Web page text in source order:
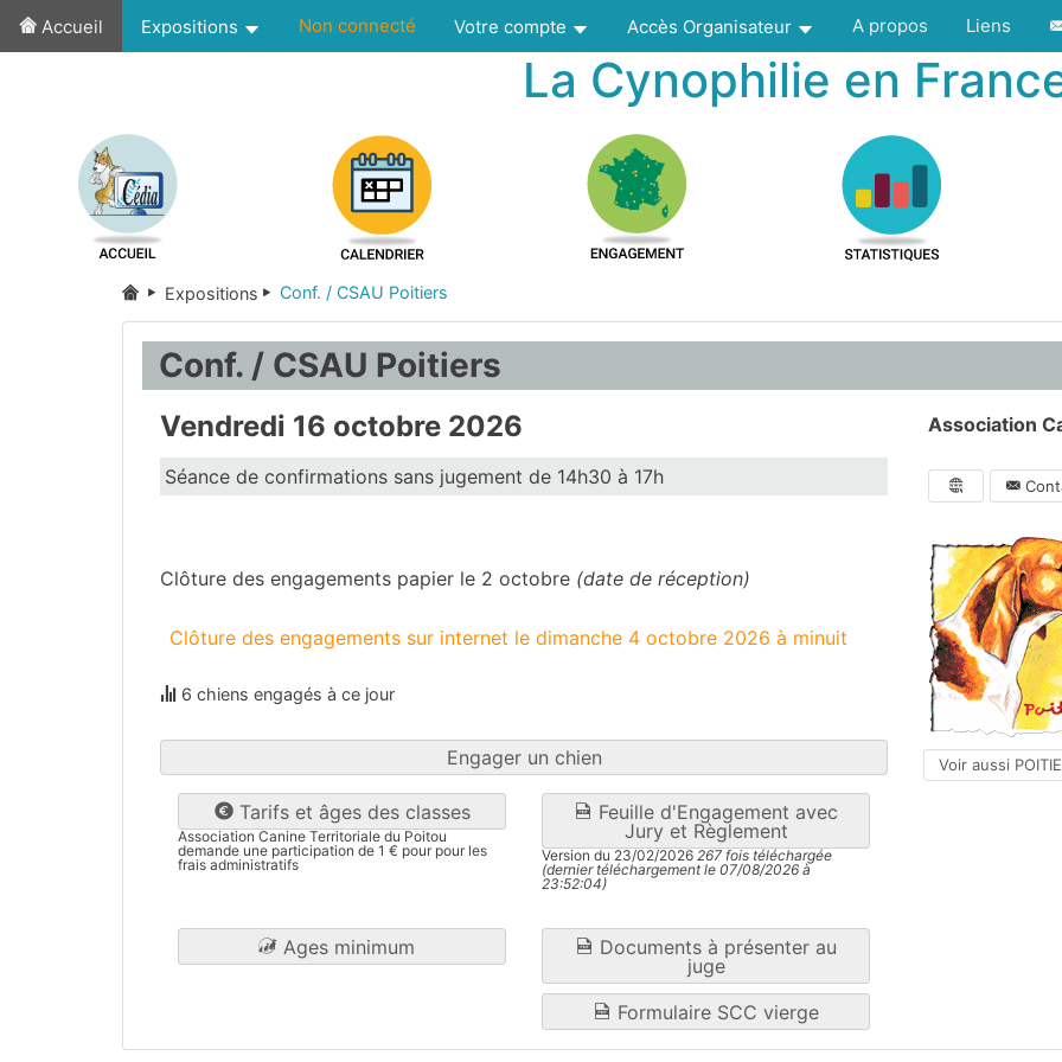
Accueil Expositions Non connecté Votre compte Accès Organisateur A propos Liens
La Cynophilie en
Expositions Conf. / CSAU Poitiers
Conf. / CSAU Poitiers
Vendredi 16 octobre 2026
Séance de confirmations sans jugement de 14h30 à 17h
Clôture des engagements papier le 2 octobre (date de réception)
Clôture des engagements sur internet le dimanche 4 octobre 2026 à minuit
6 chiens engagés à ce jour
Engager un chien
Tarifs et âges des classes
Association Canine Territoriale du Poitou
demande une participation de 1 € pour pour les
frais administratifs
Feuille d'Engagement avec
Jury et Règlement
Version du 23/02/2026 267 fois téléchargée
(dernier téléchargement le 07/08/2026 à
23:52:04)
Ages minimum
Documents à présenter au
juge
Formulaire SCC vierge
Association
Voir aussi